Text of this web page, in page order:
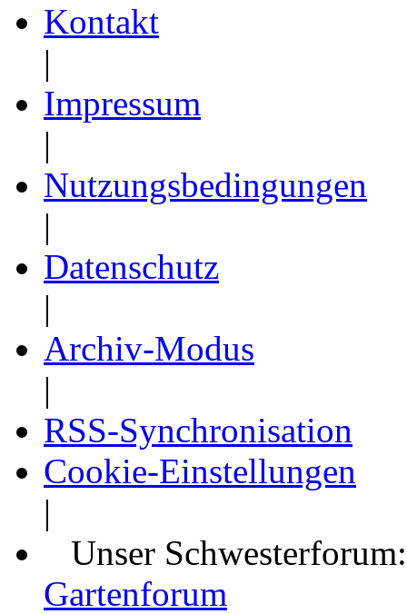
Kontakt
|
Impressum
|
Nutzungsbedingungen
|
Datenschutz
|
Archiv-Modus
|
RSS-Synchronisation
Cookie-Einstellungen
|
Unser
Gartenforum